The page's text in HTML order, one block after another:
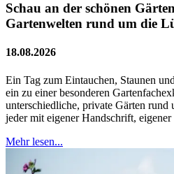
Schau an der schönen
Gartenwelten rund um die
18.08.2026
Ein Tag zum Eintauchen, Staunen
ein zu einer besonderen
unterschiedliche, private Gärten
jeder mit eigener Handschrift,
Mehr lesen...